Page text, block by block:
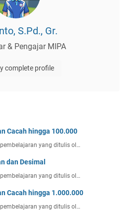
S.Pd., Gr.
& Pengajar MIPA
complete profile
Cacah hingga 100.000
yang ditulis ol…
dan Desimal
yang ditulis ol…
Cacah hingga 1.000.000
yang ditulis ol…